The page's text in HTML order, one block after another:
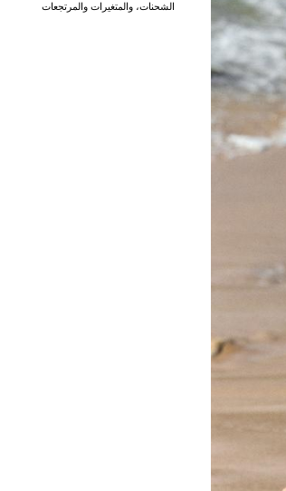
الشحنات، والمتغيرات والمرتجعات